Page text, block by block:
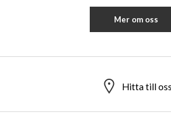
Mer om oss
Hitta till oss